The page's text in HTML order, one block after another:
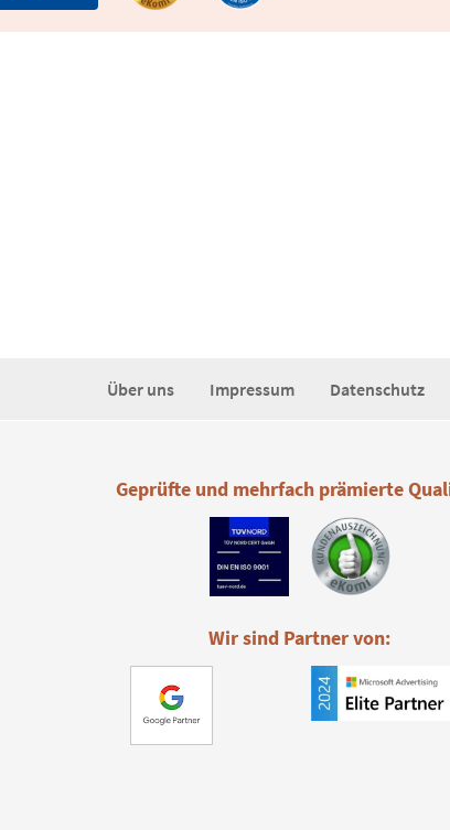
Über uns Impressum Datenschutz
Geprüfte und mehrfach prämierte
Wir sind Partner von: